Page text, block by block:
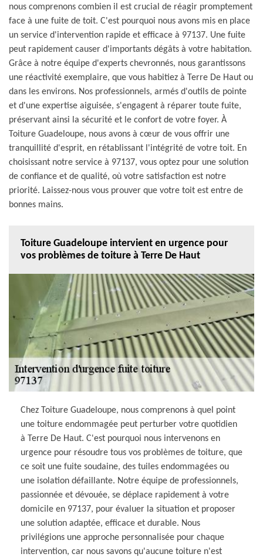
nous comprenons combien il est crucial de réagir promptement
face à une fuite de toit. C'est pourquoi nous avons mis en place
un service d'intervention rapide et efficace à 97137. Une fuite
peut rapidement causer d'importants dégâts à votre habitation.
Grâce à notre équipe d'experts chevronnés, nous garantissons
une réactivité exemplaire, que vous habitiez à Terre De Haut ou
dans les environs. Nos professionnels, armés d'outils de pointe
et d'une expertise aiguisée, s'engagent à réparer toute fuite,
préservant ainsi la sécurité et le confort de votre foyer. À
Toiture Guadeloupe, nous avons à cœur de vous offrir une
tranquillité d'esprit, en rétablissant l'intégrité de votre toit. En
choisissant notre service à 97137, vous optez pour une solution
de confiance et de qualité, où votre satisfaction est notre
priorité. Laissez-nous vous prouver que votre toit est entre de
bonnes mains.
Toiture Guadeloupe intervient en urgence pour
vos problèmes de toiture à Terre De Haut
Chez Toiture Guadeloupe, nous comprenons à quel point
une toiture endommagée peut perturber votre quotidien
à Terre De Haut. C'est pourquoi nous intervenons en
urgence pour résoudre tous vos problèmes de toiture, que
ce soit une fuite soudaine, des tuiles endommagées ou
une isolation défaillante. Notre équipe de professionnels,
passionnée et dévouée, se déplace rapidement à votre
domicile en 97137, pour évaluer la situation et proposer
une solution adaptée, efficace et durable. Nous
privilégions une approche personnalisée pour chaque
intervention, car nous savons qu'aucune toiture n'est